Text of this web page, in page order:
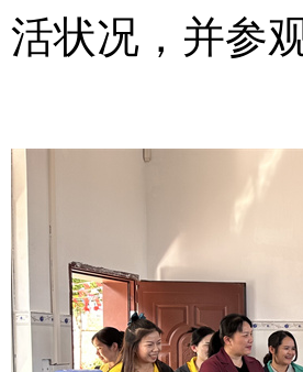
活状况，并参